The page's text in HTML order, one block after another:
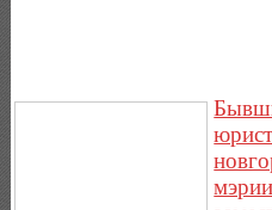
юрист